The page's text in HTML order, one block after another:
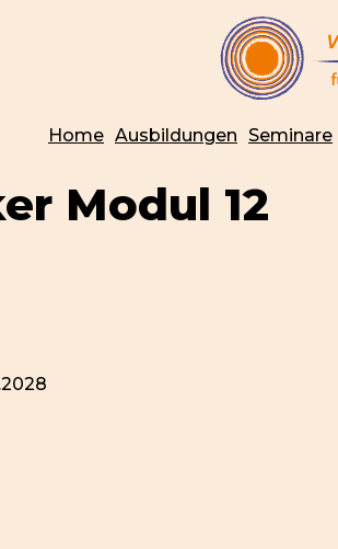
Home Ausbildungen Seminare
Modul 12